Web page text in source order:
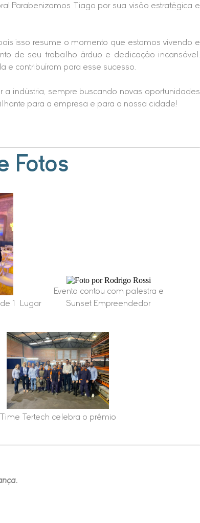
Parabenizamos Tiago por sua visão estratégica e
isso resume o momento que estamos vivendo e
de seu trabalho árduo e dedicação incansável.
e contribuíram para esse sucesso.
indústria, sempre buscando novas oportunidades
para a empresa e para a nossa cidade!
Fotos
1º Lugar
Evento contou com palestra e
Sunset Empreendedor
Time Tertech celebra o prêmio